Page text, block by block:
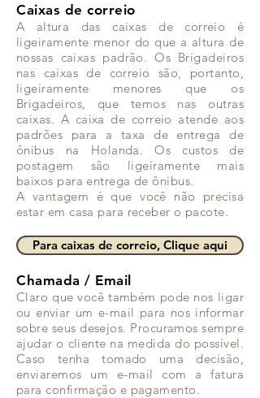
Caixas de correio
A altura das caixas de correio é
ligeiramente menor do que a altura de
nossas caixas padrão. Os Brigadeiros
nas caixas de correio são, portanto,
ligeiramente menores que os
Brigadeiros, que temos nas outras
caixas. A caixa de correio atende aos
padrões para a taxa de entrega de
ônibus na Holanda. Os custos de
postagem são ligeiramente mais
baixos para entrega de ônibus.
A vantagem é que você não precisa
estar em casa para receber o pacote.
Para caixas de correio, Clique aqui
Chamada / Email
Claro que você também pode nos ligar
ou enviar um e-mail para nos informar
sobre seus desejos. Procuramos sempre
ajudar o cliente na medida do possível.
Caso tenha tomado uma decisão,
enviaremos um e-mail com a fatura
para confirmação e pagamento.